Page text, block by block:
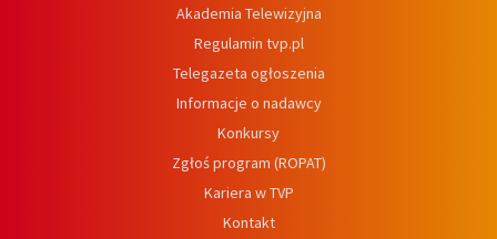
Akademia Telewizyjna
Regulamin tvp.pl
Telegazeta ogłoszenia
Informacje o nadawcy
Konkursy
Zgłoś program (ROPAT)
Kariera w TVP
Kontakt